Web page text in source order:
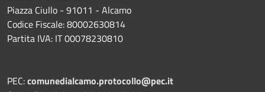
Piazza Ciullo - 91011 - Alcamo
Codice Fiscale: 80002630814
Partita IVA: IT 00078230810
PEC:comunedialcamo.protocollo@pec.it